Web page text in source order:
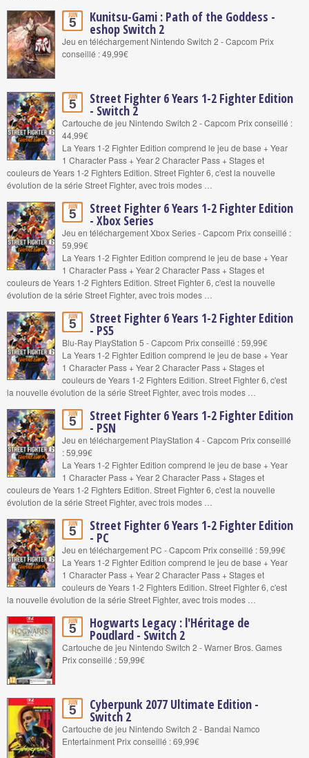
Juin
5 Kunitsu-Gami : Path of the Goddess -
eshop Switch 2
Jeu en téléchargement Nintendo Switch 2 - Capcom Prix
conseillé : 49,99€
Juin
5 Street Fighter 6 Years 1-2 Fighter Edition
- Switch 2
Cartouche de jeu Nintendo Switch 2 - Capcom Prix conseillé :
44,99€
La Years 1-2 Fighter Edition comprend le jeu de base + Year
1 Character Pass + Year 2 Character Pass + Stages et
couleurs de Years 1-2 Fighters Edition. Street Fighter 6, c'est la nouvelle
évolution de la série Street Fighter, avec trois modes …
Juin
5 Street Fighter 6 Years 1-2 Fighter Edition
- Xbox Series
Jeu en téléchargement Xbox Series - Capcom Prix conseillé :
59,99€
La Years 1-2 Fighter Edition comprend le jeu de base + Year
1 Character Pass + Year 2 Character Pass + Stages et
couleurs de Years 1-2 Fighters Edition. Street Fighter 6, c'est la nouvelle
évolution de la série Street Fighter, avec trois modes …
Juin
5 Street Fighter 6 Years 1-2 Fighter Edition
- PS5
Blu-Ray PlayStation 5 - Capcom Prix conseillé : 59,99€
La Years 1-2 Fighter Edition comprend le jeu de base + Year
1 Character Pass + Year 2 Character Pass + Stages et
couleurs de Years 1-2 Fighters Edition. Street Fighter 6, c'est
la nouvelle évolution de la série Street Fighter, avec trois modes …
Juin
5 Street Fighter 6 Years 1-2 Fighter Edition
- PSN
Jeu en téléchargement PlayStation 4 - Capcom Prix conseillé
: 59,99€
La Years 1-2 Fighter Edition comprend le jeu de base + Year
1 Character Pass + Year 2 Character Pass + Stages et
couleurs de Years 1-2 Fighters Edition. Street Fighter 6, c'est la nouvelle
évolution de la série Street Fighter, avec trois modes …
Juin
5 Street Fighter 6 Years 1-2 Fighter Edition
- PC
Jeu en téléchargement PC - Capcom Prix conseillé : 59,99€
La Years 1-2 Fighter Edition comprend le jeu de base + Year
1 Character Pass + Year 2 Character Pass + Stages et
couleurs de Years 1-2 Fighters Edition. Street Fighter 6, c'est
la nouvelle évolution de la série Street Fighter, avec trois modes …
Juin
5 Hogwarts Legacy : l'Héritage de
Poudlard - Switch 2
Cartouche de jeu Nintendo Switch 2 - Warner Bros. Games
Prix conseillé : 59,99€
Juin
5 Cyberpunk 2077 Ultimate Edition -
Switch 2
Cartouche de jeu Nintendo Switch 2 - Bandai Namco
Entertainment Prix conseillé : 69,99€